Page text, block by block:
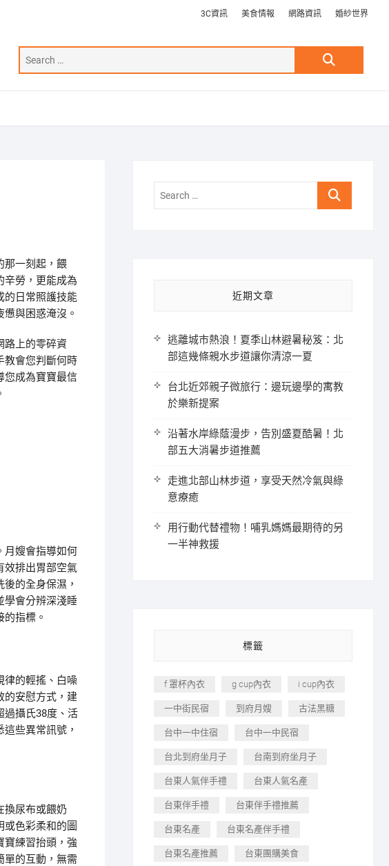
3C資訊 美食情報 網路資訊 婚紗世界
Search
那一刻起，餵
辛勞，更能成為
的日常照護技能
與困惑淹沒。
路上的零碎資
教會您判斷何時
您成為寶寶最信
月嫂會指導如何
效排出胃部空氣
的全身保濕，
學會分辨深淺睡
指標。
律的輕搖、白噪
的安慰方式，建
過攝氏38度、活
些異常訊號，
換尿布或餵奶
色彩柔和的圖
寶練習抬頭，強
單的互動，無需
Search
近期文章
逃離城市熱浪！夏季山林避暑秘笈：北
部這幾條親水步道讓你清涼一夏
台北近郊親子微旅行：邊玩邊學的寓教
於樂新提案
沿著水岸綠蔭漫步，告別盛夏酷暑！北
部五大消暑步道推薦
走進北部山林步道，享受天然冷氣與綠
意療癒
用行動代替禮物！哺乳媽媽最期待的另
一半神救援
標籤
f 罩杯內衣 g cup內衣 i cup內衣
一中街民宿 到府月嫂 古法黑糖
台中一中住宿 台中一中民宿
台北到府坐月子 台南到府坐月子
台東人氣伴手禮 台東人氣名產
台東伴手禮 台東伴手禮推薦
台東名產 台東名產伴手禮
台東名產推薦 台東團購美食